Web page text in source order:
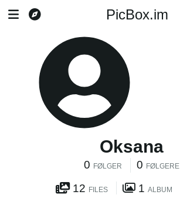
PicBox.im
Oksana
0 FØLGER 0 FØLGERE
12 FILES 1 ALBUM